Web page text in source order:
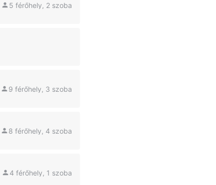
5 férőhely, 2 szoba
9 férőhely, 3 szoba
8 férőhely, 4 szoba
4 férőhely, 1 szoba